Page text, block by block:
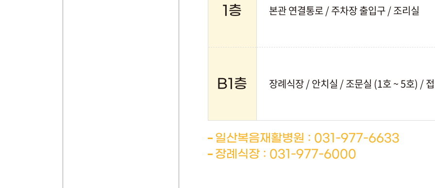
1층 본관 연결통로 / 주차장 출입구 / 조리실
B1층 장례식장 / 안치실 / 조문실 (1호 ~ 5호) /
일산복음재활병원 : 031-977-6633
장례식장 : 031-977-6000